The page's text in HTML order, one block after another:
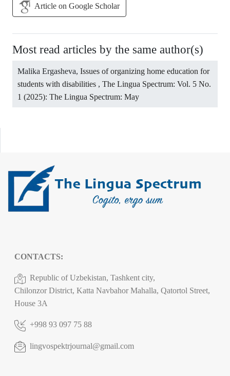
Article on Google Scholar
Most read articles by the same author(s)
Malika Ergasheva, Issues of organizing home education for
students with disabilities , The Lingua Spectrum: Vol. 5 No.
1 (2025): The Lingua Spectrum: May
CONTACTS:
Republic of Uzbekistan, Tashkent city,
Chilonzor District, Katta Navbahor Mahalla, Qatortol Street,
House 3A
+998 93 097 75 88
lingvospektrjournal@gmail.com